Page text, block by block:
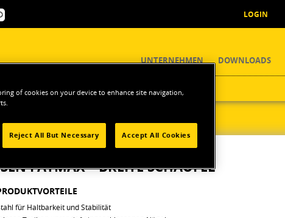
LOGIN
UNTERNEHMEN DOWNLOADS
Stemmeisen Präzisionseisen Fatmax™ breite Schaufel
FATMAX™ BREITE SCHAUFEL
für Haltbarkeit und Stabilität
of cookies on your device to enhance site navigation,
Reject All But Necessary Accept All Cookies